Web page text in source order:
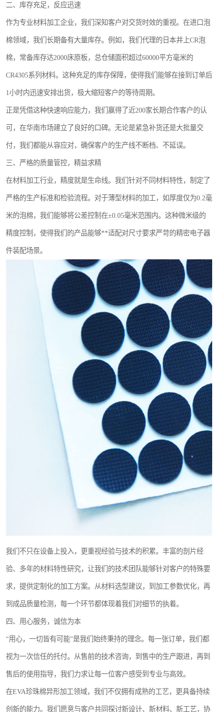
二、库存充足，反应迅速
作为专业材料加工企业，我们深知客户对交货时效的重视。在进口泡
棉领域，我们长期备有大量库存。例如，我们代理的日本井上CR泡
棉，常备库存达2000床原板，总仓储面积超过60000平方毫米的
CR4305系列材料。这种充足的库存保障，使得我们能够在接到订单后
1小时内迅速安排出货，极大缩短客户的等待周期。
正是凭借这种快速响应能力，我们赢得了近200家长期合作客户的认
可，在华南市场建立了良好的口碑。无论是紧急补货还是大批量交
付，我们都能从容应对，确保客户的生产线不断档、不延误。
三、严格的质量管控，精益求精
在材料加工行业，精度就是生命线。我们针对不同材料特性，制定了
严格的生产标准和检验流程。对于薄型材料的加工，如厚度仅为0.2毫
米的泡棉，我们能够将公差控制在±0.05毫米范围内。这种微米级的
精度控制，使得我们的产品能够**适配对尺寸要求严苛的精密电子器
件装配场景。
我们不只在设备上投入，更重视经验与技术的积累。丰富的剖片经
验、多年的材料特性研究，让我们的技术团队能够针对客户的特殊要
求，提供定制化的加工方案。从材料选型建议，到加工参数优化，再
到成品质量检测，每一个环节都体现着我们对细节的执着。
四、用心服务，诚信为本
“用心，一切皆有可能”是我们始终秉持的理念。每一张订单，我们都
视为一次信任的托付。从售前的技术咨询，到售中的生产跟进，再到
售后的使用指导，我们力求让每一位客户感受到专业与高效。
在EVA珍珠棉异形加工领域，我们不仅拥有成熟的工艺，更具备持续
创新的能力。我们愿意与客户共同探讨新设计、新材料、新工艺，协